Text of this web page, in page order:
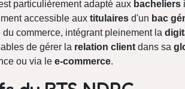
particulièrement adapté aux bacheliers
accessible aux titulairesd'un bac
commerce, intégrant pleinement la
de gérer la relation clientdans sa
ou via le e-commerce.